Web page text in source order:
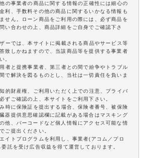
の事業者の商品に関する情報の正確性には細心の
利、手数料その他の商品に関するいかなる情報も
せん。ローン商品をご利用の際には、必ず商品を
い合わせの上、商品詳細をご自身でご確認下さ
ーでは、本サイトに掲載される商品やサービス等
致しかねますので、当該商品等を提供する事業者
。
者と提携事業者、第三者との間で紛争やトラブル
で解決を図るものとし、当社は一切責任を負いま
的財産権、ご利用いただく上での注意、プライバ
ずご確認の上、本サイトをご利用下さい。
時に保険証を提出する場合、保険者番号、被保険
器提供意思確認欄に記載がある場合はマスキング
他、バーコードなど個人情報にアクセス可能な情
ご提出ください。
イトプログラムを利用し、事業者(アコム／プロ
託を受け広告収益を得て運営しております。